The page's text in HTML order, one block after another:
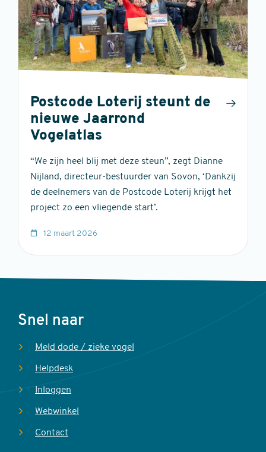
Postcode Loterij steunt de
nieuwe Jaarrond
Vogelatlas
“We zijn heel blij met deze steun”, zegt Dianne
Nijland, directeur-bestuurder van Sovon, ‘Dankzij
de deelnemers van de Postcode Loterij krijgt het
project zo een vliegende start’.
12 maart 2026
Voet
Snel naar
Meld dode / zieke vogel
Helpdesk
Inloggen
Webwinkel
Contact